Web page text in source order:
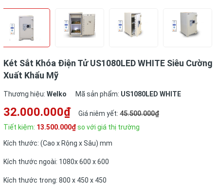
Két Sắt Khóa Điện Tử US1080LED WHITE Siêu Cường
Xuất Khẩu Mỹ
Thương hiệu: Welko Mã sản phẩm: US1080LED WHITE
32.000.000₫ Giá niêm yết: 45.500.000₫
Tiết kiệm: 13.500.000₫so với giá thị trường
Kích thước: (Cao x Rộng x Sâu) mm
Kích thước ngoài: 1080x 600 x 600
Kích thước trong: 800 x 450 x 450